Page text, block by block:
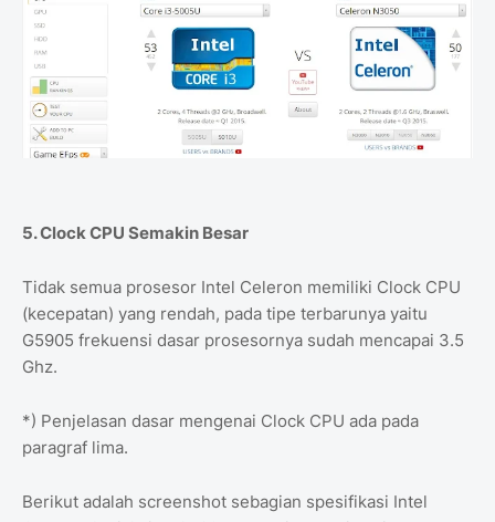
5. Clock CPU Semakin Besar
Tidak semua prosesor Intel Celeron memiliki Clock CPU
(kecepatan) yang rendah, pada tipe terbarunya yaitu
G5905 frekuensi dasar prosesornya sudah mencapai 3.5
Ghz.
*) Penjelasan dasar mengenai Clock CPU ada pada
paragraf lima.
Berikut adalah screenshot sebagian spesifikasi Intel